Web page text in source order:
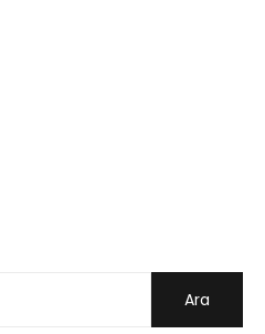
Ara